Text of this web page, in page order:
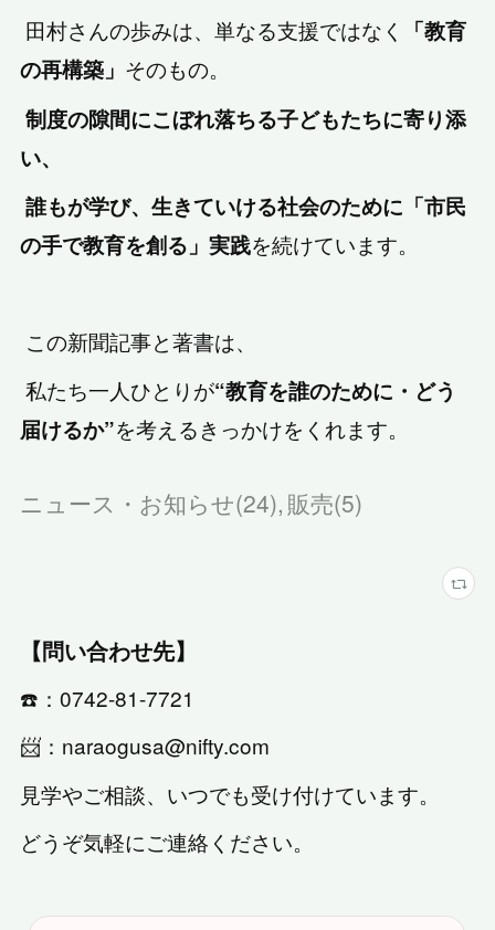
田村さんの歩みは、単なる支援ではなく
「教育
の再構築」 そのもの。
制度の隙間にこぼれ落ちる子どもたちに寄り添
い、
誰もが学び、生きていける社会のために「市民
の手で教育を創る」実践を続けています。
この新聞記事と著書は、
私たち一人ひとりが“教育を誰のために・どう
届けるか”を考えるきっかけをくれます。
ニュース・お知らせ(24) 販売(5)
【問い合わせ先】
☎️：0742-81-7721
📨：naraogusa@nifty.com
見学やご相談、いつでも受け付けています。
どうぞ気軽にご連絡ください。